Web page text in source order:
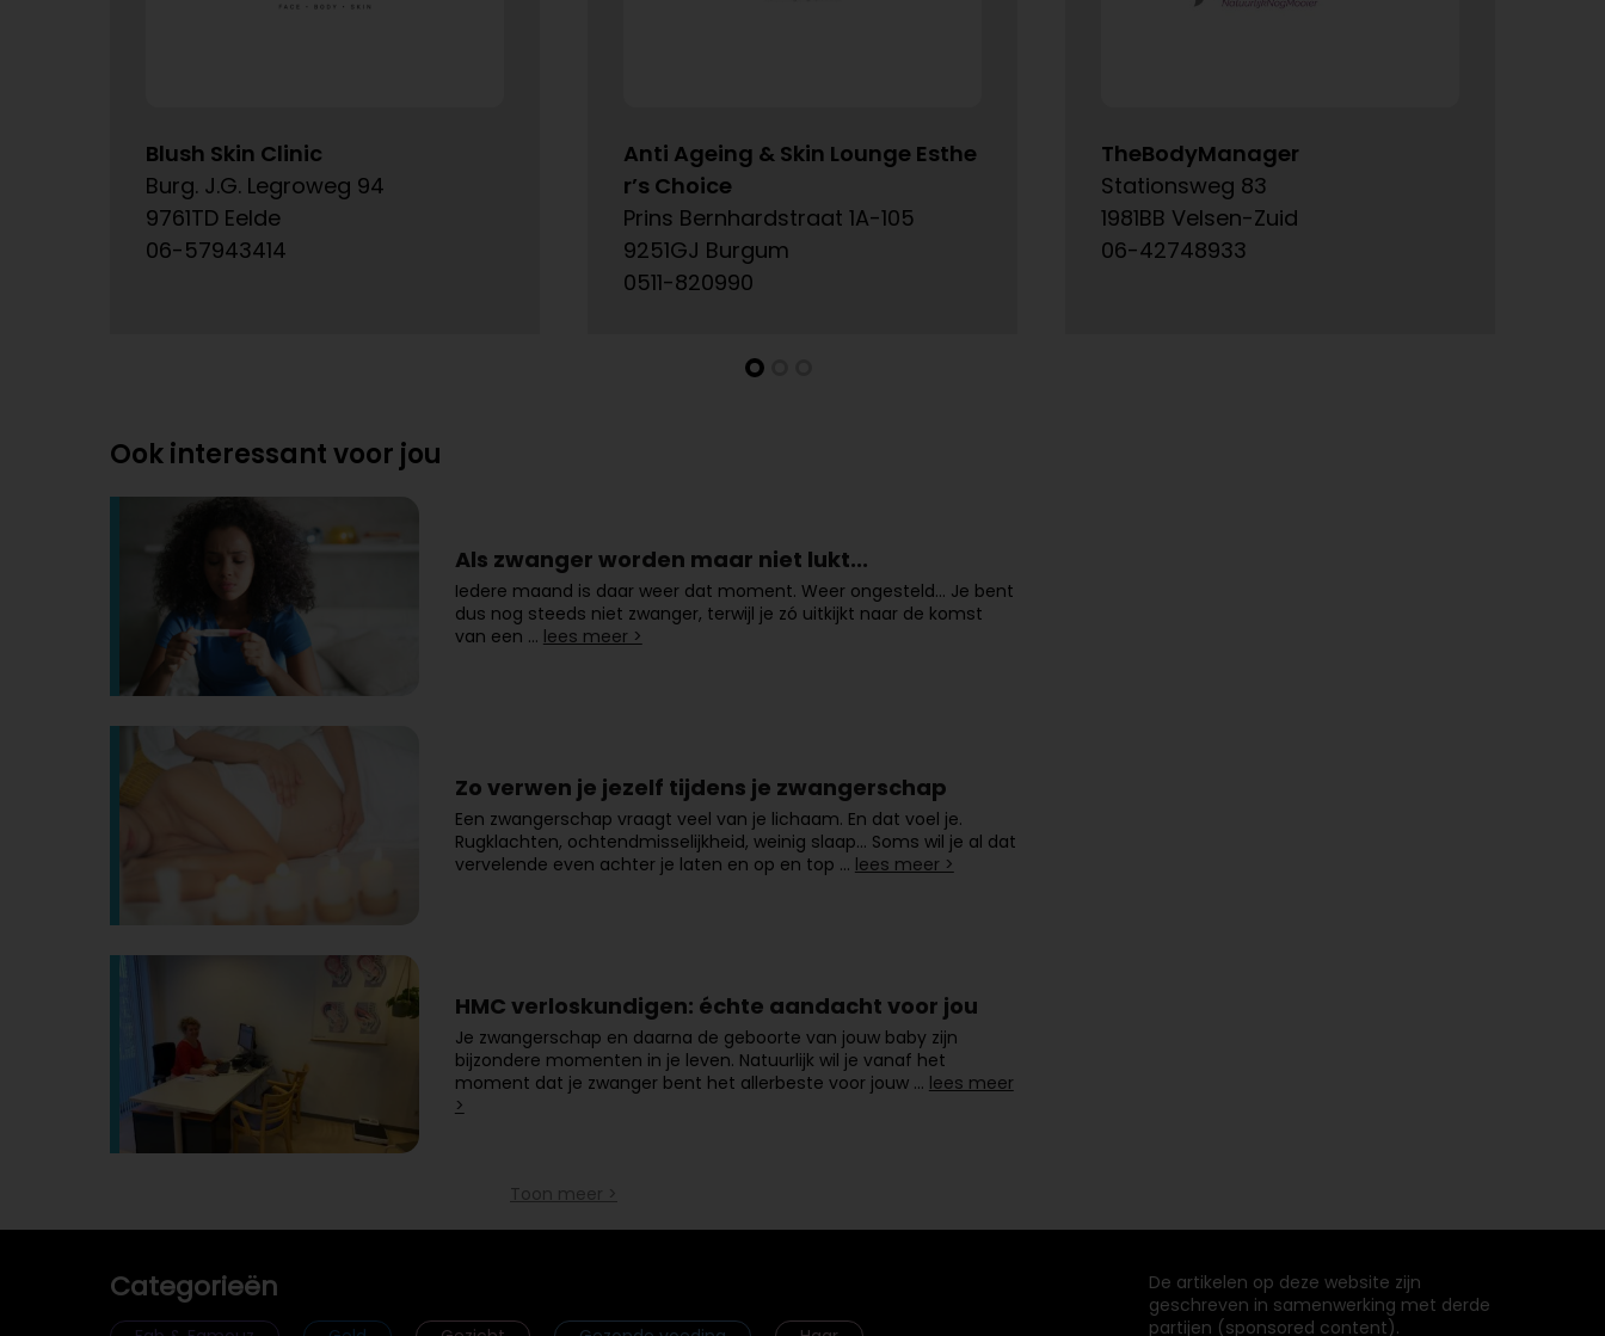
Blush Skin Clinic
Burg. J.G. Legroweg 94
9761TD Eelde
06-57943414
Anti Ageing & Skin Lounge Esthe
r’s Choice
Prins Bernhardstraat 1A-105
9251GJ Burgum
0511-820990
TheBodyManager
Stationsweg 83
1981BB Velsen-Zuid
06-42748933
Ook interessant voor jou
Als zwanger worden maar niet lukt...
Iedere maand is daar weer dat moment. Weer ongesteld… Je bent
dus nog steeds niet zwanger, terwijl je zó uitkijkt naar de komst
van een … lees meer >
Zo verwen je jezelf tijdens je zwangerschap
Een zwangerschap vraagt veel van je lichaam. En dat voel je.
Rugklachten, ochtendmisselijkheid, weinig slaap… Soms wil je al dat
vervelende even achter je laten en op en top … lees meer >
HMC verloskundigen: échte aandacht voor jou
Je zwangerschap en daarna de geboorte van jouw baby zijn
bijzondere momenten in je leven. Natuurlijk wil je vanaf het
moment dat je zwanger bent het allerbeste voor jouw … lees meer
>
Toon meer >
Categorieën
De artikelen op deze website zijn
geschreven in samenwerking met derde
partijen (sponsored content).